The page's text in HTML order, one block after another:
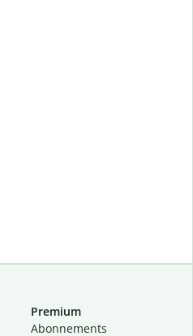
Premium
Abon­ne­ments